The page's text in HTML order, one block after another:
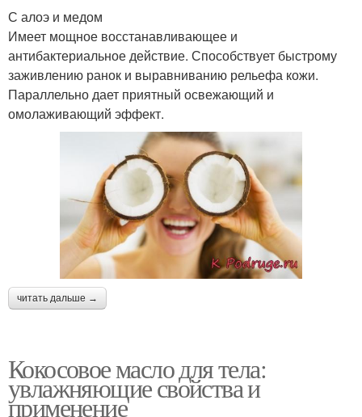
С алоэ и медом
Имеет мощное восстанавливающее и
антибактериальное действие. Способствует быстрому
заживлению ранок и выравниванию рельефа кожи.
Параллельно дает приятный освежающий и
омолаживающий эффект.
читать дальше →
Кокосовое масло для тела:
увлажняющие свойства и
применение